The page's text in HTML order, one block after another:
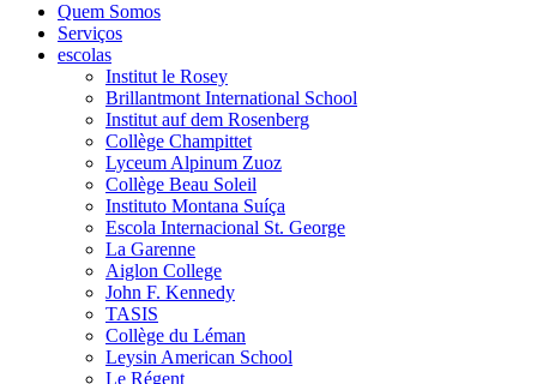
Quem Somos
Serviços
escolas
Institut le Rosey
Brillantmont International School
Institut auf dem Rosenberg
Collège Champittet
Lyceum Alpinum Zuoz
Collège Beau Soleil
Instituto Montana Suíça
Escola Internacional St. George
La Garenne
Aiglon College
John F. Kennedy
TASIS
Collège du Léman
Leysin American School
Le Régent